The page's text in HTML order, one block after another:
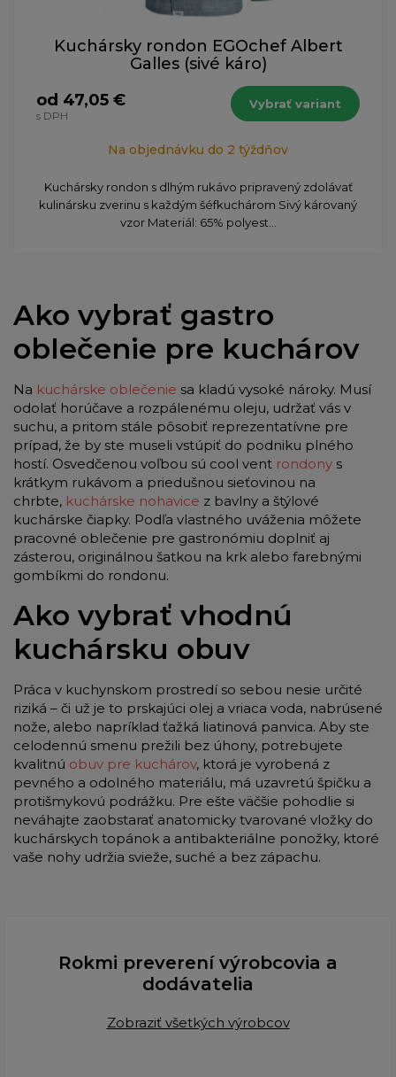
Kuchársky rondon EGOchef Albert
Galles (sivé káro)
od 47,05 €
s DPH
Vybrať variant
Na objednávku do 2 týždňov
​Kuchársky rondon s dlhým rukávo pripravený zdolávať
kulinársku zverinu s každým šéfkuchárom Sivý károvaný
vzor Materiál: 65% polyest...
Ako vybrať gastro
oblečenie pre kuchárov
Na kuchárske oblečenie sa kladú vysoké nároky. Musí
odolať horúčave a rozpálenému oleju, udržať vás v
suchu, a pritom stále pôsobiť reprezentatívne pre
prípad, že by ste museli vstúpiť do podniku plného
hostí. Osvedčenou voľbou sú cool vent rondony s
krátkym rukávom a priedušnou sieťovinou na
chrbte, kuchárske nohavice z bavlny a štýlové
kuchárske čiapky. Podľa vlastného uváženia môžete
pracovné oblečenie pre gastronómiu doplniť aj
zásterou, originálnou šatkou na krk alebo farebnými
gombíkmi do rondonu.
Ako vybrať vhodnú
kuchársku obuv
Práca v kuchynskom prostredí so sebou nesie určité
riziká – či už je to prskajúci olej a vriaca voda, nabrúsené
nože, alebo napríklad ťažká liatinová panvica. Aby ste
celodennú smenu prežili bez úhony, potrebujete
kvalitnú obuv pre kuchárov, ktorá je vyrobená z
pevného a odolného materiálu, má uzavretú špičku a
protišmykovú podrážku. Pre ešte väčšie pohodlie si
neváhajte zaobstarať anatomicky tvarované vložky do
kuchárskych topánok a antibakteriálne ponožky, ktoré
vaše nohy udržia svieže, suché a bez zápachu.
Rokmi preverení výrobcovia a
dodávatelia
Zobraziť všetkých výrobcov